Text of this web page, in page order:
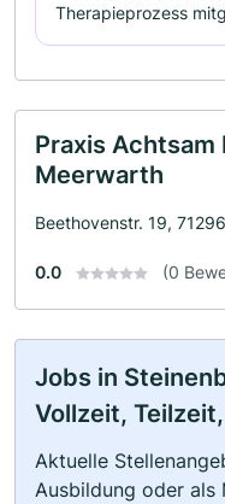
Therapieprozess
Praxis Achtsam
Meerwarth
Beethovenstr. 19,
0.0 (0
Jobs in
Vollzeit,
Aktuelle
Ausbildung oder als